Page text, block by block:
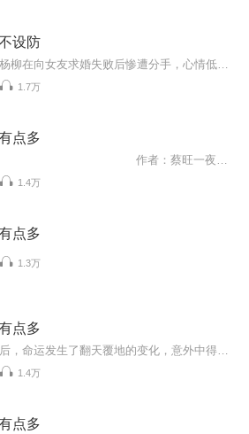
设防
1.7万
点多
1.4万
点多
1.3万
点多
1.4万
点多